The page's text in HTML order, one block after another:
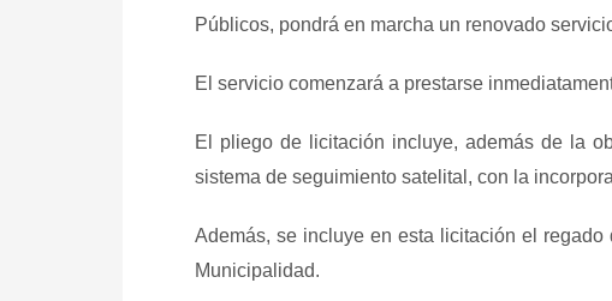
Públicos, pondrá en marcha un renovado
El servicio comenzará a prestarse inmed
El pliego de licitación incluye, además de la
sistema de seguimiento satelital, con la
Además, se incluye en esta licitación el
Municipalidad.